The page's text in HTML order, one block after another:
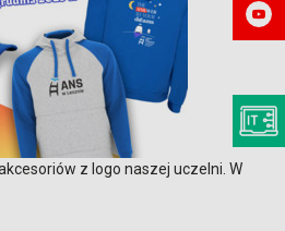
z logo naszej uczelni. W